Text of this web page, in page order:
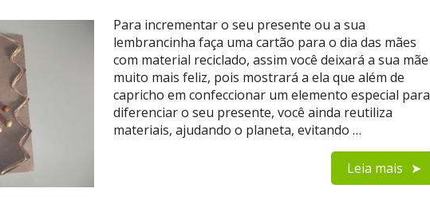
Para incrementar o seu presente ou a sua
lembrancinha faça uma cartão para o dia das mães
com material reciclado, assim você deixará a sua mãe
muito mais feliz, pois mostrará a ela que além de
capricho em confeccionar um elemento especial para
diferenciar o seu presente, você ainda reutiliza
materiais, ajudando o planeta, evitando …
Leia mais